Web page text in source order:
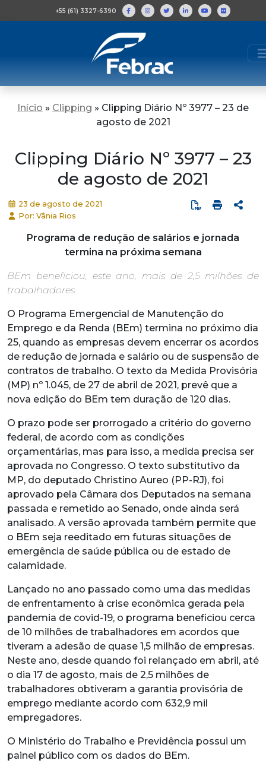
+55 (61) 3327-6390
Início » Clipping » Clipping Diário Nº 3977 – 23 de
agosto de 2021
Clipping Diário Nº 3977 – 23
de agosto de 2021
23 de agosto de 2021
Por: Vânia Rios
Programa de redução de salários e jornada
termina na próxima semana
BEm beneficiou, este ano, mais de 2,5 milhões de
trabalhadores
O Programa Emergencial de Manutenção do
Emprego e da Renda (BEm) termina no próximo dia
25, quando as empresas devem encerrar os acordos
de redução de jornada e salário ou de suspensão de
contratos de trabalho. O texto da Medida Provisória
(MP) nº 1.045, de 27 de abril de 2021, prevê que a
nova edição do BEm tem duração de 120 dias.
O prazo pode ser prorrogado a critério do governo
federal, de acordo com as condições
orçamentárias, mas para isso, a medida precisa ser
aprovada no Congresso. O texto substitutivo da
MP, do deputado Christino Aureo (PP-RJ), foi
aprovado pela Câmara dos Deputados na semana
passada e remetido ao Senado, onde ainda será
analisado. A versão aprovada também permite que
o BEm seja reeditado em futuras situações de
emergência de saúde pública ou de estado de
calamidade.
Lançado no ano passado como uma das medidas
de enfrentamento à crise econômica gerada pela
pandemia de covid-19, o programa beneficiou cerca
de 10 milhões de trabalhadores em acordos que
tiveram a adesão de quase 1,5 milhão de empresas.
Neste ano, desde quando foi relançado em abril, até
o dia 17 de agosto, mais de 2,5 milhões de
trabalhadores obtiveram a garantia provisória de
emprego mediante acordo com 632,9 mil
empregadores.
O Ministério do Trabalho e Previdência possui um
painel público com os dados do BEm.